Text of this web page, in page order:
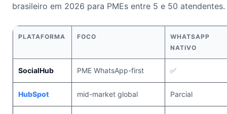
brasileiro em 2026 para PMEs entre 5 e 50 atendentes.
PLATAFORMA FOCO
WHATSAPP
NATIVO
SocialHub PME WhatsApp-first ✅
HubSpot mid-market global Parcial